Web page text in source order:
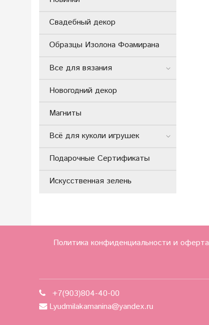
Свадебный декор
Образцы Изолона Фоамирана
Все для вязания
Новогодний декор
Магниты
Всё для куколи игрушек
Подарочные Сертификаты
Искусственная зелень
Политика конфиденциальности и оферта
+7(903)804-40-00
Lyudmilakamanina@yandex.ru